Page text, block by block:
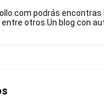
podrás encontras
otros.Un blog con